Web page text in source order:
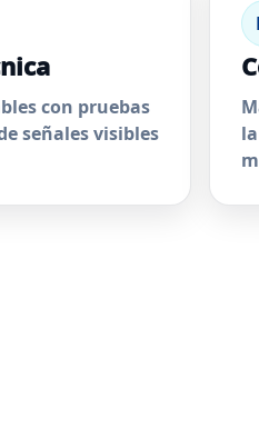
con pruebas
señales visibles